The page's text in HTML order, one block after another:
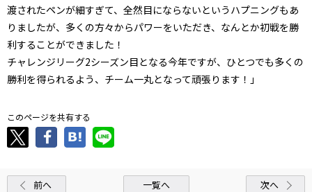
渡されたペンが細すぎて、全然目にならないというハプニングもあ
りましたが、多くの方々からパワーをいただき、なんとか初戦を勝
利することができました！
チャレンジリーグ2シーズン目となる今年ですが、ひとつでも多くの
勝利を得られるよう、チーム一丸となって頑張ります！」
このページを共有する
前へ 一覧へ 次へ